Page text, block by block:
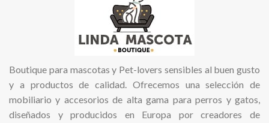
Boutique para mascotas y Pet-lovers sensibles al buen gusto
y a productos de calidad. Ofrecemos una selección de
mobiliario y accesorios de alta gama para perros y gatos,
diseñados y producidos en Europa por creadores de